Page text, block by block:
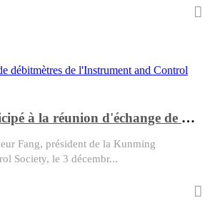
Le Dr Li a participé à la réunion d'échange de débitmètres de l'Instrument and Control Society
Fang, président de la Kunming
Society, le 3 décembr...